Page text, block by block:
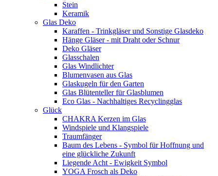
Stein
Keramik
Glas Deko
Karaffen - Trinkgläser und Sonstige Glasdeko
Hänge Gläser - mit Draht oder Schnur
Deko Gläser
Glasschalen
Glas Windlichter
Blumenvasen aus Glas
Glaskugeln für den Garten
Glas Blütenteller für Glasblumen
Eco Glas - Nachhaltiges Recyclingglas
Glück
CHAKRA Kerzen im Glas
Windspiele und Klangspiele
Traumfänger
Baum des Lebens - Symbol für Hoffnung und
eine glückliche Zukunft
Liegende Acht - Ewigkeit Symbol
YOGA Frosch als Deko